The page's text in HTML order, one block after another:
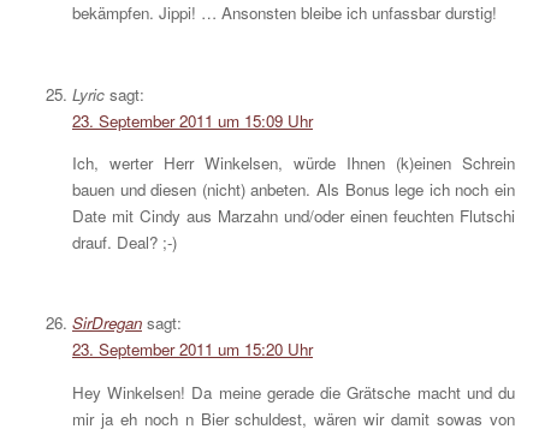
bekämpfen. Jippi! … Ansonsten bleibe ich unfassbar durstig!
Lyric sagt:
23. September 2011 um 15:09 Uhr
Ich, werter Herr Winkelsen, würde Ihnen (k)einen Schrein
bauen und diesen (nicht) anbeten. Als Bonus lege ich noch ein
Date mit Cindy aus Marzahn und/oder einen feuchten Flutschi
drauf. Deal? ;-)
SirDregan sagt:
23. September 2011 um 15:20 Uhr
Hey Winkelsen! Da meine gerade die Grätsche macht und du
mir ja eh noch n Bier schuldest, wären wir damit sowas von